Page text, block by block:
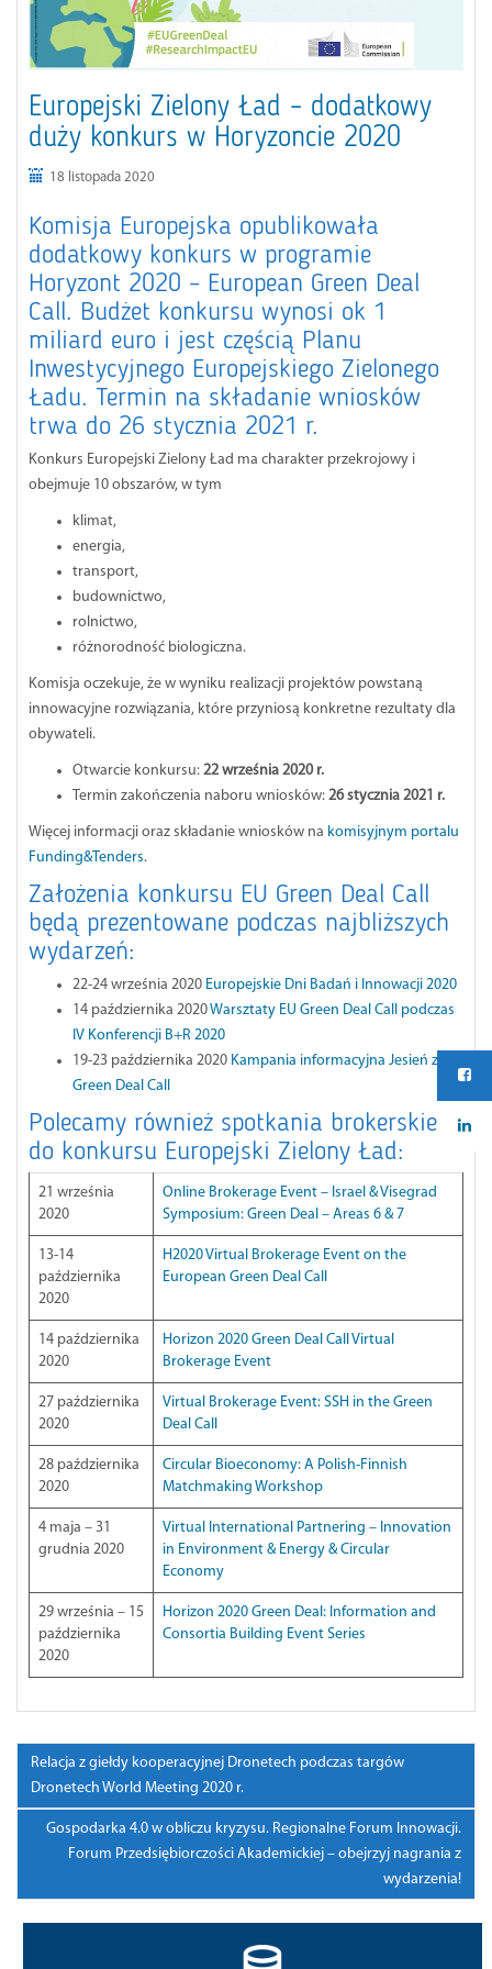
Europejski Zielony Ład – dodatkowy
duży konkurs w Horyzoncie 2020
18 listopada 2020
Komisja Europejska opublikowała
dodatkowy konkurs w programie
Horyzont 2020 – European Green Deal
Call. Budżet konkursu wynosi ok 1
miliard euro i jest częścią Planu
Inwestycyjnego Europejskiego Zielonego
Ładu. Termin na składanie wniosków
trwa do 26 stycznia 2021 r.
Konkurs Europejski Zielony Ład ma charakter przekrojowy i
obejmuje 10 obszarów, w tym
klimat,
energia,
transport,
budownictwo,
rolnictwo,
różnorodność biologiczna.
Komisja oczekuje, że w wyniku realizacji projektów powstaną
innowacyjne rozwiązania, które przyniosą konkretne rezultaty dla
obywateli.
Otwarcie konkursu: 22 września 2020 r.
Termin zakończenia naboru wniosków: 26 stycznia 2021 r.
Więcej informacji oraz składanie wniosków na komisyjnym portalu
Funding&Tenders.
Założenia konkursu EU Green Deal Call
będą prezentowane podczas najbliższych
wydarzeń:
22-24 września 2020 Europejskie Dni Badań i Innowacji 2020
14 października 2020Warsztaty EU Green Deal Call podczas
IV Konferencji B+R 2020
19-23 października 2020 Kampania informacyjna Jesień z EU
Green Deal Call
Polecamy również spotkania brokerskie
do konkursu Europejski Zielony Ład:
21 września
2020
Online Brokerage Event – Israel & Visegrad
Symposium: Green Deal – Areas 6 & 7
13-14
października
2020
H2020 Virtual Brokerage Event on the
European Green Deal Call
14 października
2020
Horizon 2020 Green Deal Call Virtual
Brokerage Event
27 października
2020
Virtual Brokerage Event: SSH in the Green
Deal Call
28 października
2020
Circular Bioeconomy: A Polish-Finnish
Matchmaking Workshop
4 maja – 31
grudnia 2020
Virtual International Partnering – Innovation
in Environment & Energy & Circular
Economy
29 września – 15
października
2020
Horizon 2020 Green Deal: Information and
Consortia Building Event Series
Nawigacja
po
wpisie
Relacja z giełdy kooperacyjnej Dronetech podczas targów
Dronetech World Meeting 2020 r.
Gospodarka 4.0 w obliczu kryzysu. Regionalne Forum Innowacji.
Forum Przedsiębiorczości Akademickiej – obejrzyj nagrania z
wydarzenia!